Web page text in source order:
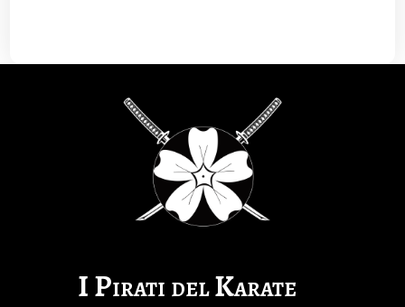
I Pirati del Karate